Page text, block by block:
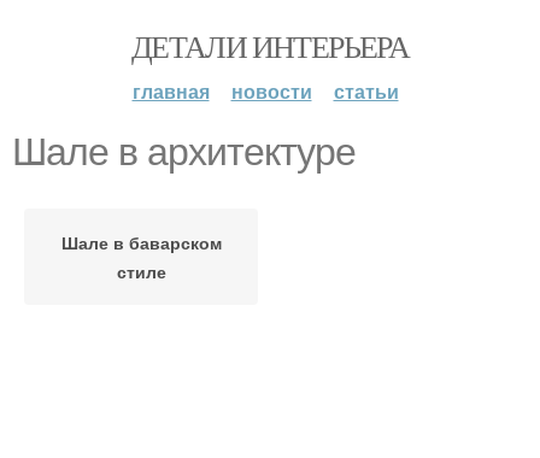
ДЕТАЛИ ИНТЕРЬЕРА
главная новости статьи
Шале в архитектуре
Шале в баварском
стиле